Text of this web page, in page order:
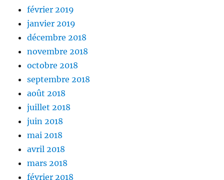
février 2019
janvier 2019
décembre 2018
novembre 2018
octobre 2018
septembre 2018
août 2018
juillet 2018
juin 2018
mai 2018
avril 2018
mars 2018
février 2018